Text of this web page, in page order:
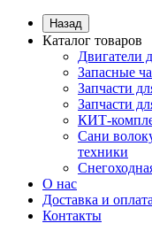
Назад
Каталог товаров
Двигатели
Запасные
Запчасти
Запчасти
КИТ-
Сани
техники
О нас
Доставка и оплата
Контакты